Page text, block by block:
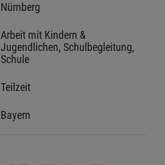
Nürnberg
Arbeit mit Kindern &
Jugendlichen, Schulbegleitung,
Schule
Teilzeit
Bayern